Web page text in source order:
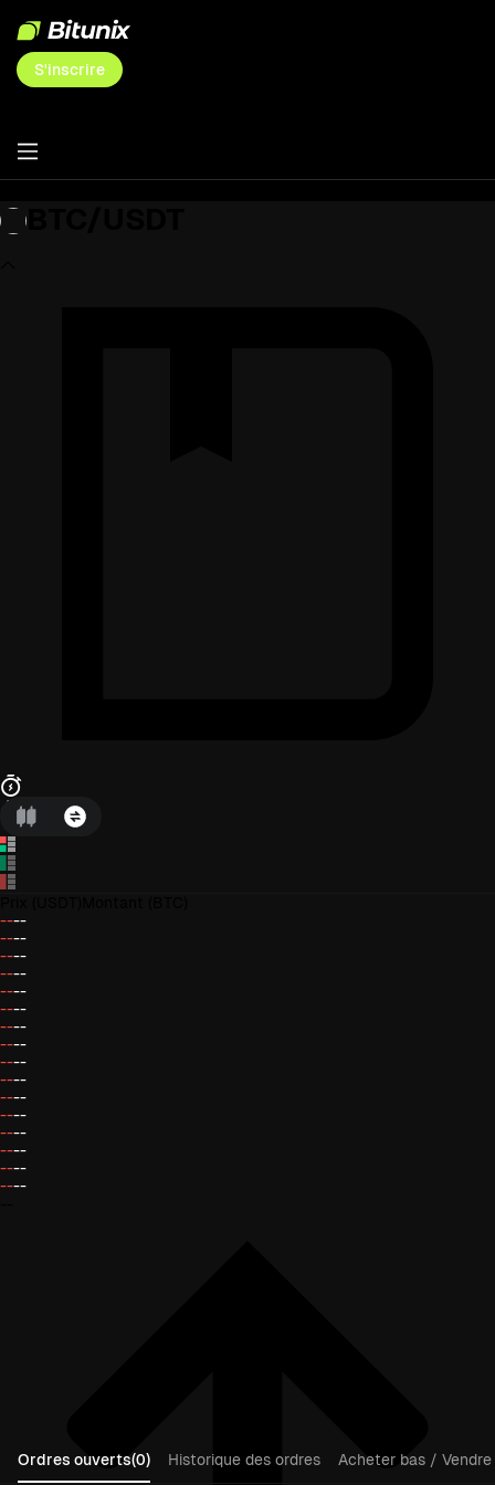
S'inscrire
----
----
----
----
----
----
----
----
----
----
----
----
----
----
----
----
Ordres ouverts(0) Historique des ordres
Acheter bas /